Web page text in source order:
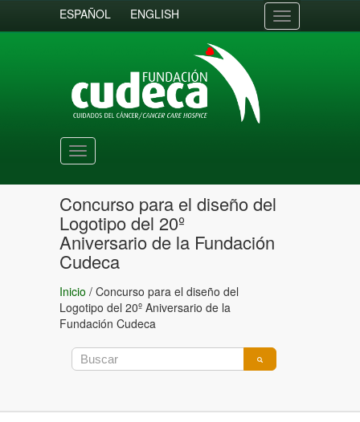
ESPAÑOL ENGLISH
Toggle
navigation
Toggle
navigation
Concurso para el diseño del
Logotipo del 20º
Aniversario de la Fundación
Cudeca
Inicio / Concurso para el diseño del
Logotipo del 20º Aniversario de la
Fundación Cudeca